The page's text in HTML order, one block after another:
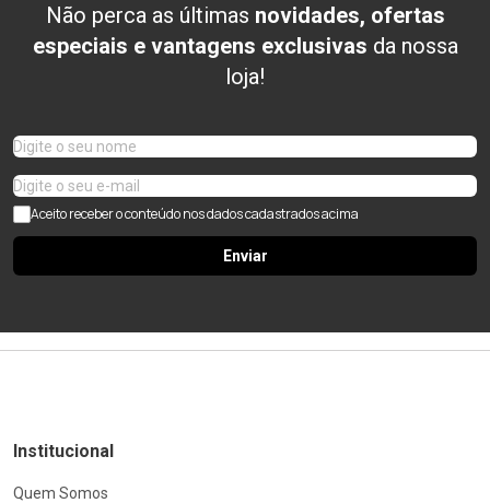
Não perca as últimas novidades, ofertas
especiais e vantagens exclusivas da nossa
loja!
Aceito receber o conteúdo nos dados cadastrados acima
Enviar
Institucional
Quem Somos